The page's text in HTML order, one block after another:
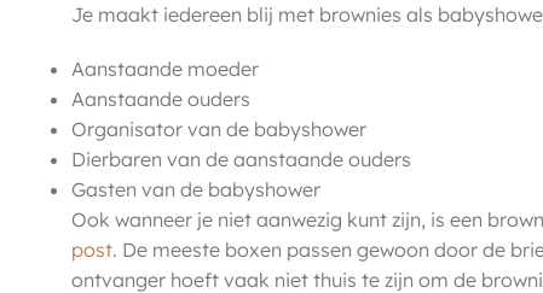
Je maakt iedereen blij met brownies als
Aanstaande moeder
Aanstaande ouders
Organisator van de babyshower
Dierbaren van de aanstaande ouders
Gasten van de babyshower
Ook wanneer je niet aanwezig kunt zijn, is een
post. De meeste boxen passen gewoon door de
ontvanger hoeft vaak niet thuis te zijn om de